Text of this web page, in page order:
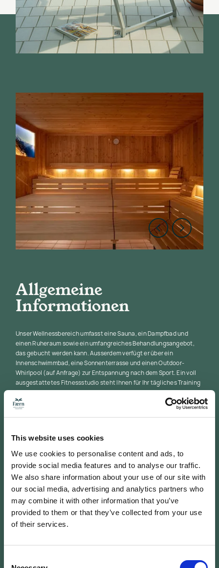
This website uses cookies
We use cookies to personalise content and ads, to
provide social media features and to analyse our traffic.
We also share information about your use of our site with
our social media, advertising and analytics partners who
may combine it with other information that you’ve
provided to them or that they’ve collected from your use
of their services.
Allgemeine
Informationen
Unser Wellnessbereich umfasst eine Sauna, ein Dampfbad und
einen Ruheraum sowie ein umfangreiches Behandlungsangebot,
das gebucht werden kann. Ausserdem verfügt er über ein
Innenschwimmbad, eine Sonnenterrasse und einen Outdoor-
Whirlpool (auf Anfrage) zur Entspannung nach dem Sport. Ein voll
ausgestattetes Fitnessstudio steht Ihnen für Ihr tägliches Training
zur Verfügung.
Wellness- und Spa-Bereich:
Sauna
Fitnessbereich
Winter: beheiztes Hallenbad
wellness@victoria-lauberhorn.ch
+41 33 856 29 29